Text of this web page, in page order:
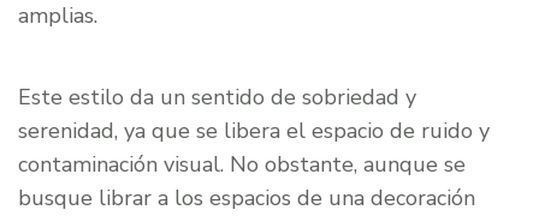
amplias.
Este estilo da un sentido de sobriedad y
serenidad, ya que se libera el espacio de ruido y
contaminación visual. No obstante, aunque se
busque librar a los espacios de una decoración